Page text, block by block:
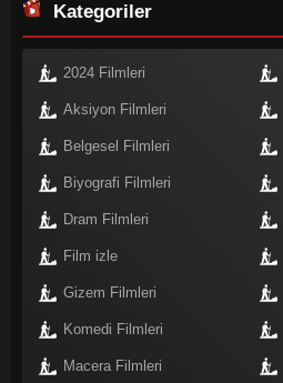
Kategoriler
2024 Filmleri
Aksiyon Filmleri
Belgesel Filmleri
Biyografi Filmleri
Dram Filmleri
Film izle
Gizem Filmleri
Komedi Filmleri
Macera Filmleri